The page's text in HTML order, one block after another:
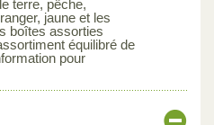
terre, pêche,
jaune et les
boîtes assorties
équilibré de
pour